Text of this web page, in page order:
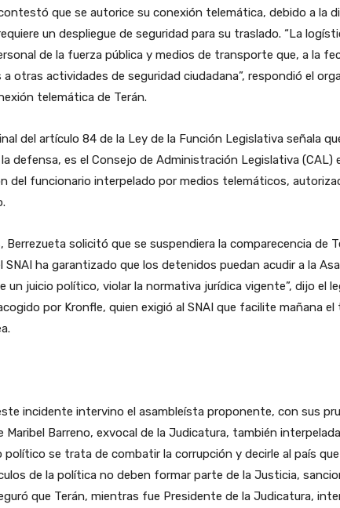
que se autorice su conexión telemática, debido a la
un despliegue de seguridad para su traslado. “La
de la fuerza pública y medios de transporte que, a la
otras actividades de seguridad ciudadana”, respondió el
telemática de Terán.
del artículo 84 de la Ley de la Función Legislativa señala
defensa, es el Consejo de Administración Legislativa (CAL)
del funcionario interpelado por medios telemáticos,
solicitó que se suspendiera la comparecencia de
ha garantizado que los detenidos puedan acudir a la
juicio político, violar la normativa jurídica vigente”, dijo el
por Kronfle, quien exigió al SNAI que facilite mañana el
incidente intervino el asambleísta proponente, con sus
Maribel Barreno, exvocal de la Judicatura, también
político se trata de combatir la corrupción y decirle al país
de la política no deben formar parte de la Justicia,
que Terán, mientras fue Presidente de la Judicatura,